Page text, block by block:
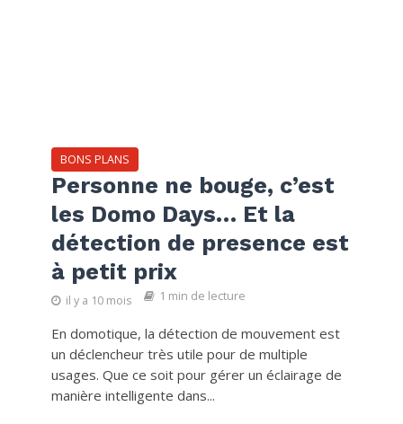
BONS PLANS
Personne ne bouge, c’est
les Domo Days… Et la
détection de presence est
à petit prix
il y a 10 mois 1 min de lecture
En domotique, la détection de mouvement est
un déclencheur très utile pour de multiple
usages. Que ce soit pour gérer un éclairage de
manière intelligente dans...